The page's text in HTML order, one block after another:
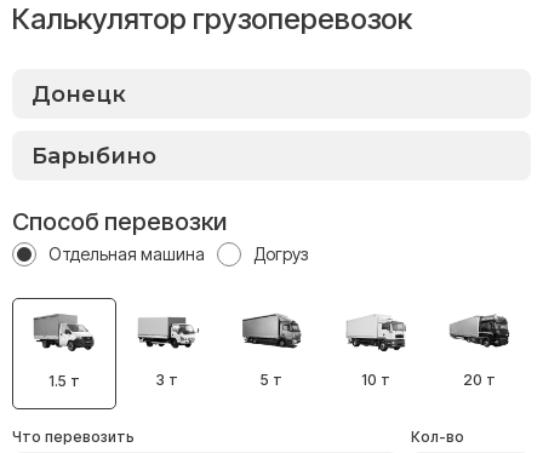
Калькулятор грузоперевозок
Способ перевозки
Отдельная машина Догруз
1.5 т 3 т 5 т 10 т 20 т
Что перевозить Кол-во